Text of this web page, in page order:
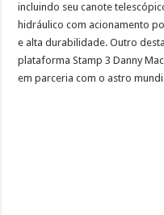
incluindo seu canote
hidráulico com acionamento
e alta durabilidade. Outro
plataforma Stamp 3 Danny
em parceria com o astro